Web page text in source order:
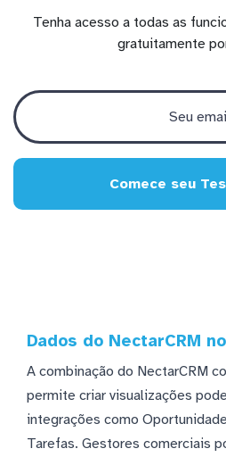
Tenha acesso a todas as
gratuitamente
Comece seu
Dados do NectarCRM
A combinação do NectarCRM
permite criar visualizações
integrações como
Tarefas. Gestores comerciais